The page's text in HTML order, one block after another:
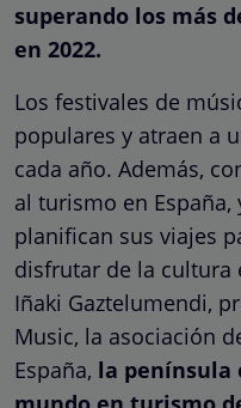
superando los más
en 2022.
Los festivales de
populares y atraen a
cada año. Además,
al turismo en
planifican sus viajes
disfrutar de la cultura
Iñaki Gaztelumendi,
Music, la asociación
España, la península